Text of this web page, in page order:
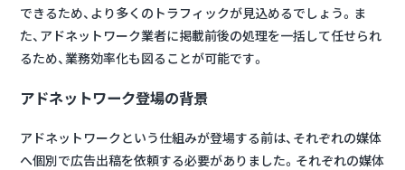
できるため、より多くのトラフィックが見込めるでしょう。ま
た、アドネットワーク業者に掲載前後の処理を一括して任せられ
るため、業務効率化も図ることが可能です。
アドネットワーク登場の背景
アドネットワークという仕組みが登場する前は、それぞれの媒体
へ個別で広告出稿を依頼する必要がありました。それぞれの媒体